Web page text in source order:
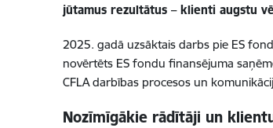
jūtamus rezultātus – klienti augstu
2025. gadā uzsāktais darbs pie ES
novērtēts ES fondu finansējuma
CFLA darbības procesos un
Nozīmīgākie rādītāji un